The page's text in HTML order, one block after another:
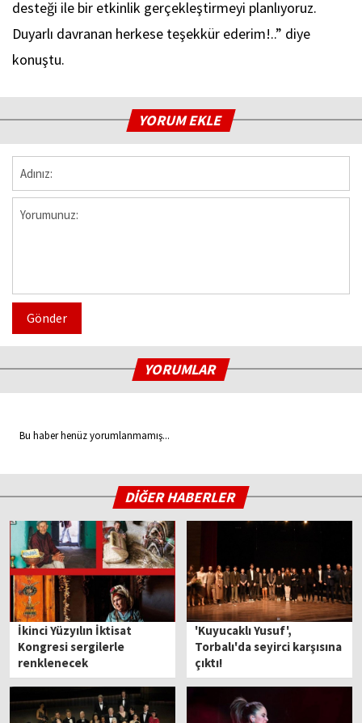
desteği ile bir etkinlik gerçekleştirmeyi planlıyoruz.
Duyarlı davranan herkese teşekkür ederim!..” diye
konuştu.
YORUM EKLE
Gönder
YORUMLAR
Bu haber henüz yorumlanmamış...
DİĞER HABERLER
İkinci Yüzyılın İktisat
Kongresi sergilerle
renklenecek
'Kuyucaklı Yusuf',
Torbalı'da seyirci karşısına
çıktı!